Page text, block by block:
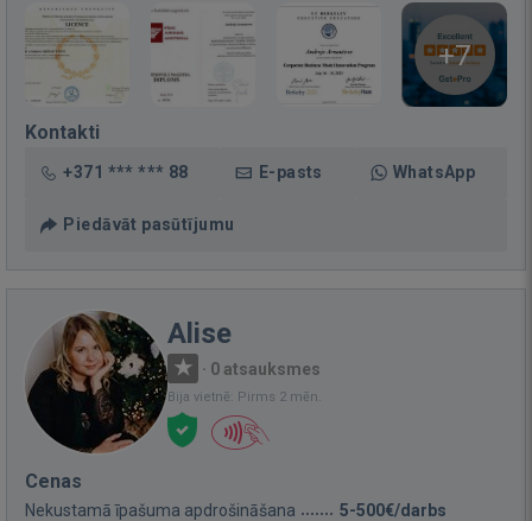
+7
Kontakti
+371 *** *** 88 E-pasts WhatsApp
Piedāvāt pasūtījumu
Alise
· 0 atsauksmes
Bija vietnē: Pirms 2 mēn.
Cenas
Nekustamā īpašuma apdrošināšana 5-500€/darbs